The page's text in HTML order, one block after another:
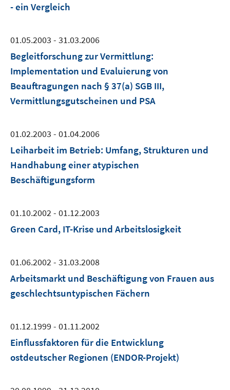
- ein Vergleich
01.05.2003 - 31.03.2006
Begleitforschung zur Vermittlung:
Implementation und Evaluierung von
Beauftragungen nach § 37(a) SGB III,
Vermittlungsgutscheinen und PSA
01.02.2003 - 01.04.2006
Leiharbeit im Betrieb: Umfang, Strukturen und
Handhabung einer atypischen
Beschäftigungsform
01.10.2002 - 01.12.2003
Green Card, IT-Krise und Arbeitslosigkeit
01.06.2002 - 31.03.2008
Arbeitsmarkt und Beschäftigung von Frauen aus
geschlechtsuntypischen Fächern
01.12.1999 - 01.11.2002
Einflussfaktoren für die Entwicklung
ostdeutscher Regionen (ENDOR-Projekt)